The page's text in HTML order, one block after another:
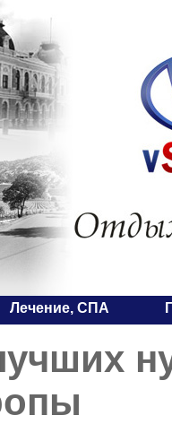
Лечение, СПА